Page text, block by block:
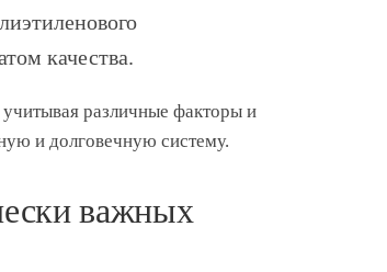
качества.
различные факторы и
и долговечную систему.
важных